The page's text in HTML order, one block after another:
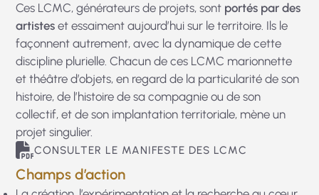
Ces LCMC, générateurs de projets, sont portés par des
artisteset essaiment aujourd’hui sur le territoire. Ils le
façonnent autrement, avec la dynamique de cette
discipline plurielle. Chacun de ces LCMC marionnette
et théâtre d’objets, en regard de la particularité de son
histoire, de l’histoire de sa compagnie ou de son
collectif, et de son implantation territoriale, mène un
projet singulier.
CONSULTER LE MANIFESTE DES LCMC
Champs d’action